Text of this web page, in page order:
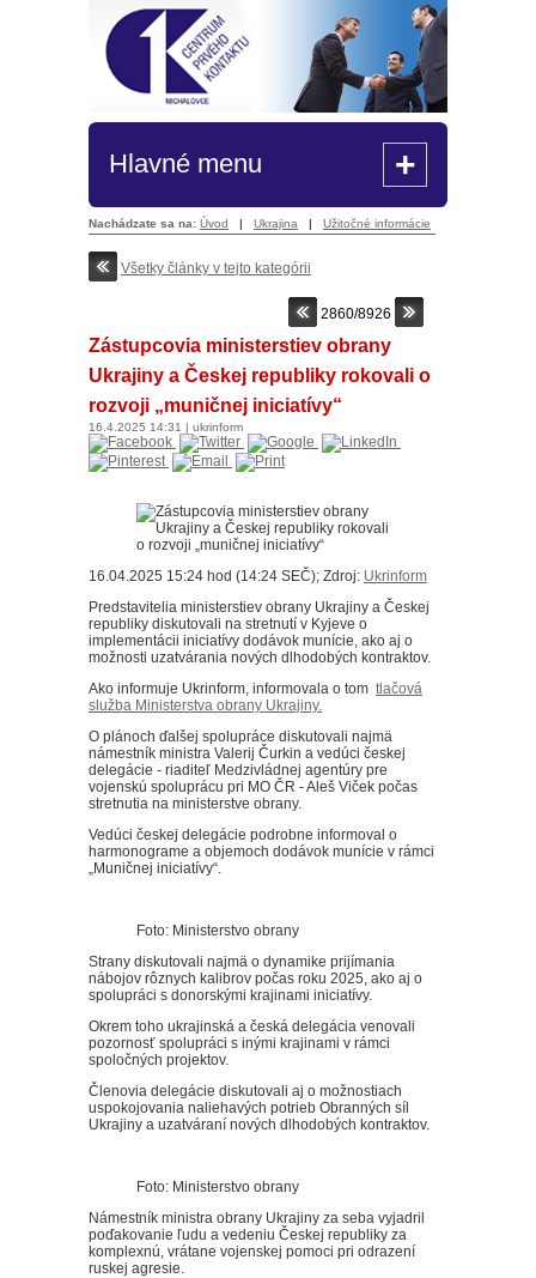
Hlavné menu +
Nachádzate sa na: Úvod | Ukrajina | Užitočné informácie
Všetky články v tejto kategórii
2860/8926
Zástupcovia ministerstiev obrany
Ukrajiny a Českej republiky rokovali o
rozvoji „muničnej iniciatívy“
16.4.2025 14:31 | ukrinform
16.04.2025 15:24 hod (14:24 SEČ); Zdroj: Ukrinform
Predstavitelia ministerstiev obrany Ukrajiny a Českej
republiky diskutovali na stretnutí v Kyjeve o
implementácii iniciatívy dodávok munície, ako aj o
možnosti uzatvárania nových dlhodobých kontraktov.
Ako informuje Ukrinform, informovala o tom tlačová
služba Ministerstva obrany Ukrajiny.
O plánoch ďalšej spolupráce diskutovali najmä
námestník ministra Valerij Čurkin a vedúci českej
delegácie - riaditeľ Medzivládnej agentúry pre
vojenskú spoluprácu pri MO ČR - Aleš Viček počas
stretnutia na ministerstve obrany.
Vedúci českej delegácie podrobne informoval o
harmonograme a objemoch dodávok munície v rámci
„Muničnej iniciatívy“.
Foto: Ministerstvo obrany
Strany diskutovali najmä o dynamike prijímania
nábojov rôznych kalibrov počas roku 2025, ako aj o
spolupráci s donorskými krajinami iniciatívy.
Okrem toho ukrajinská a česká delegácia venovali
pozornosť spolupráci s inými krajinami v rámci
spoločných projektov.
Členovia delegácie diskutovali aj o možnostiach
uspokojovania naliehavých potrieb Obranných síl
Ukrajiny a uzatváraní nových dlhodobých kontraktov.
Foto: Ministerstvo obrany
Námestník ministra obrany Ukrajiny za seba vyjadril
poďakovanie ľudu a vedeniu Českej republiky za
komplexnú, vrátane vojenskej pomoci pri odrazení
ruskej agresie.